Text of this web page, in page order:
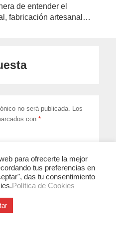
de entender el
fabricación artesanal…
no será publicada. Los
con*
para ofrecerte la mejor
tus preferencias en
das tu consentimiento
Política de Cookies